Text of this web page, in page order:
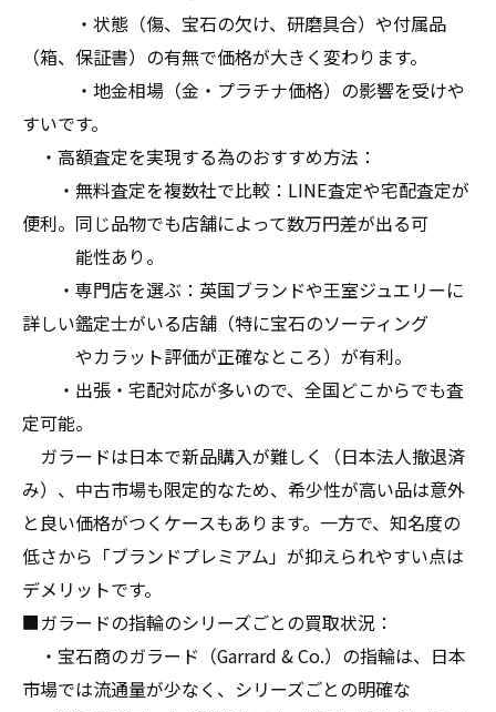
・状態（傷、宝石の欠け、研磨具合）や付属品
（箱、保証書）の有無で価格が大きく変わります。
・地金相場（金・プラチナ価格）の影響を受けや
すいです。
・高額査定を実現する為のおすすめ方法：
・無料査定を複数社で比較：LINE査定や宅配査定が
便利。同じ品物でも店舗によって数万円差が出る可
能性あり。
・専門店を選ぶ：英国ブランドや王室ジュエリーに
詳しい鑑定士がいる店舗（特に宝石のソーティング
やカラット評価が正確なところ）が有利。
・出張・宅配対応が多いので、全国どこからでも査
定可能。
ガラードは日本で新品購入が難しく（日本法人撤退済
み）、中古市場も限定的なため、希少性が高い品は意外
と良い価格がつくケースもあります。一方で、知名度の
低さから「ブランドプレミアム」が抑えられやすい点は
デメリットです。
■ガラードの指輪のシリーズごとの買取状況：
・宝石商のガラード（Garrard & Co.）の指輪は、日本
市場では流通量が少なく、シリーズごとの明確な